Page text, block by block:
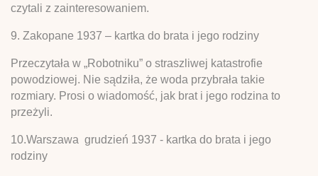
czytali z zainteresowaniem.
9. Zakopane 1937 – kartka do brata i jego rodziny
Przeczytała w „Robotniku” o straszliwej katastrofie
powodziowej. Nie sądziła, że woda przybrała takie
rozmiary. Prosi o wiadomość, jak brat i jego rodzina to
przeżyli.
10.Warszawa grudzień 1937 - kartka do brata i jego
rodziny